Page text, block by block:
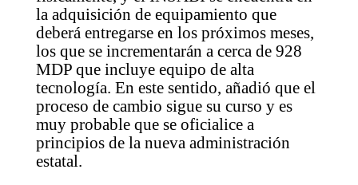
la adquisición de equipamiento que
deberá entregarse en los próximos meses,
los que se incrementarán a cerca de 928
MDP que incluye equipo de alta
tecnología. En este sentido, añadió que el
proceso de cambio sigue su curso y es
muy probable que se oficialice a
principios de la nueva administración
estatal.